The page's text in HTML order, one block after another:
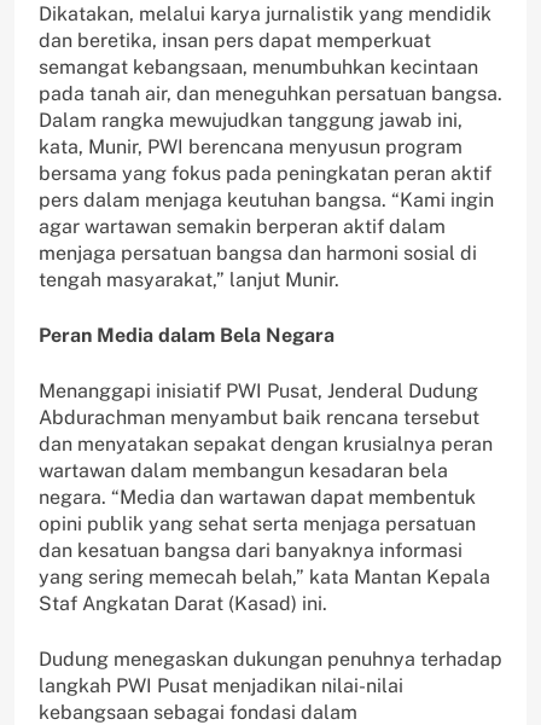
Dikatakan, melalui karya jurnalistik yang mendidik
dan beretika, insan pers dapat memperkuat
semangat kebangsaan, menumbuhkan kecintaan
pada tanah air, dan meneguhkan persatuan bangsa.
Dalam rangka mewujudkan tanggung jawab ini,
kata, Munir, PWI berencana menyusun program
bersama yang fokus pada peningkatan peran aktif
pers dalam menjaga keutuhan bangsa. “Kami ingin
agar wartawan semakin berperan aktif dalam
menjaga persatuan bangsa dan harmoni sosial di
tengah masyarakat,” lanjut Munir.
Peran Media dalam Bela Negara
Menanggapi inisiatif PWI Pusat, Jenderal Dudung
Abdurachman menyambut baik rencana tersebut
dan menyatakan sepakat dengan krusialnya peran
wartawan dalam membangun kesadaran bela
negara. “Media dan wartawan dapat membentuk
opini publik yang sehat serta menjaga persatuan
dan kesatuan bangsa dari banyaknya informasi
yang sering memecah belah,” kata Mantan Kepala
Staf Angkatan Darat (Kasad) ini.
Dudung menegaskan dukungan penuhnya terhadap
langkah PWI Pusat menjadikan nilai-nilai
kebangsaan sebagai fondasi dalam